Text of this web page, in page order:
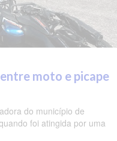
moto e picape
do município de
foi atingida por uma